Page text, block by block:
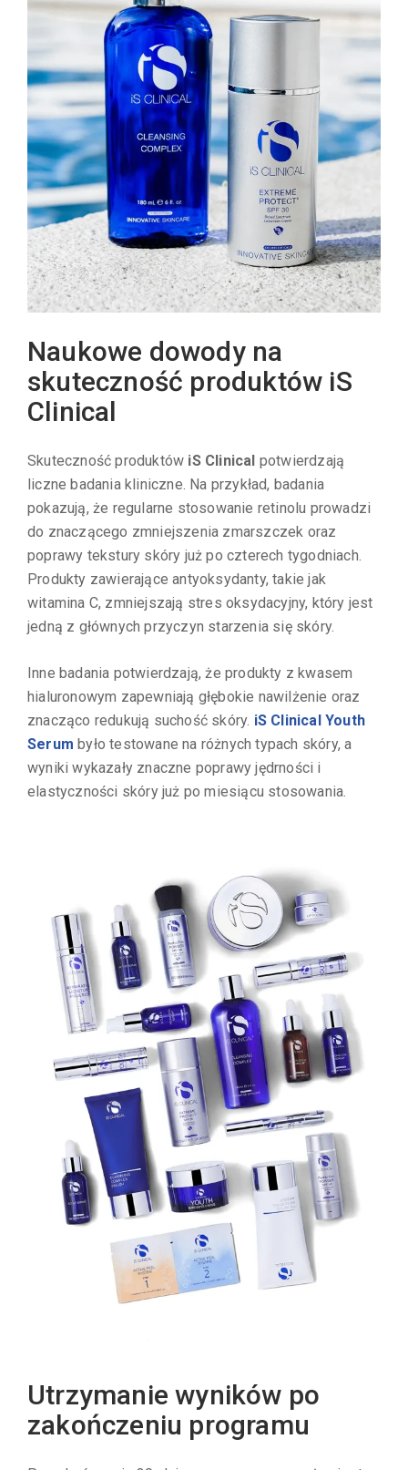
Naukowe dowody na
skuteczność produktów iS
Clinical
Skuteczność produktów iS Clinical potwierdzają
liczne badania kliniczne. Na przykład, badania
pokazują, że regularne stosowanie retinolu prowadzi
do znaczącego zmniejszenia zmarszczek oraz
poprawy tekstury skóry już po czterech tygodniach.
Produkty zawierające antyoksydanty, takie jak
witamina C, zmniejszają stres oksydacyjny, który jest
jedną z głównych przyczyn starzenia się skóry.
Inne badania potwierdzają, że produkty z kwasem
hialuronowym zapewniają głębokie nawilżenie oraz
znacząco redukują suchość skóry. iS Clinical Youth
Serum było testowane na różnych typach skóry, a
wyniki wykazały znaczne poprawy jędrności i
elastyczności skóry już po miesiącu stosowania.
Utrzymanie wyników po
zakończeniu programu